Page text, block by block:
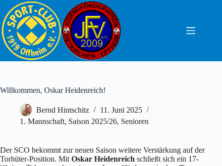
Inhalt
springen
Willkommen, Oskar Heidenreich!
Bernd Hintschitz
11. Juni 2025
1. Mannschaft, Saison 2025/26, Senioren
Der SCO bekommt zur neuen Saison weitere Verstärkung auf der
Torhüter-Position. Mit Oskar Heidenreich schließt sich ein 17-